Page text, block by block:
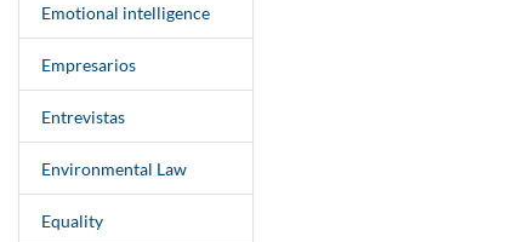
Emotional intelligence
Empresarios
Entrevistas
Environmental Law
Equality